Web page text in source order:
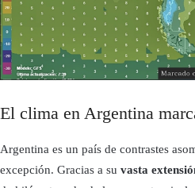
El clima en Argentina
Argentina es un país de contrastes
excepción. Gracias a su vasta